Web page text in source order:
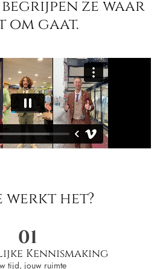
ze waar
om gaat.
werkt het?
01
Kennismaking
tijd, jouw ruimte